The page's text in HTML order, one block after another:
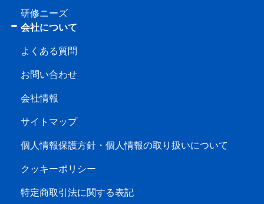
研修ニーズ
会社について
よくある質問
お問い合わせ
会社情報
サイトマップ
個人情報保護方針・個人情報の取り扱いについて
クッキーポリシー
特定商取引法に関する表記